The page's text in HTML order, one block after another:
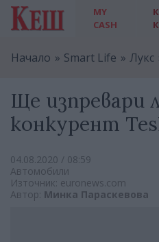
MY
CASH
Начало Smart Life Лукс
Ще изпревари
конкурент
04.08.2020 / 08:59
Автомобили
Източник: euronews.com
Автор: Минка Параскевова